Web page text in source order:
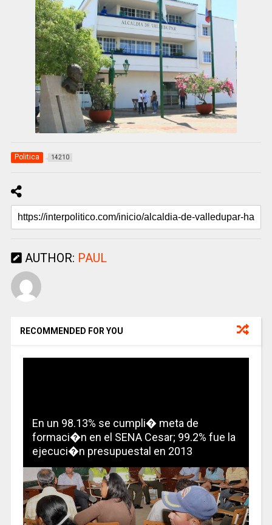
Politica 14210
AUTHOR: PAUL
RECOMMENDED FOR YOU
En un 98.13% se cumpli� meta de
formaci�n en el SENA Cesar; 99.2% fue la
ejecuci�n presupuestal en 2013